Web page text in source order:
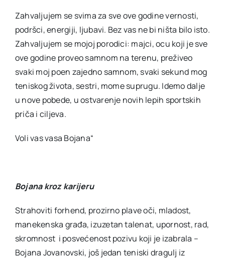
Zahvaljujem se svima za sve ove godine vernosti,
podršci, energiji, ljubavi. Bez vas ne bi ništa bilo isto.
Zahvaljujem se mojoj porodici: majci, ocu koji je sve
ove godine proveo samnom na terenu, preživeo
svaki moj poen zajedno samnom, svaki sekund mog
teniskog života, sestri, mome suprugu. Idemo dalje
u nove pobede, u ostvarenje novih lepih sportskih
priča i ciljeva.
Voli vas vasa Bojana“
Bojana kroz karijeru
Strahoviti forhend, prozirno plave oči, mladost,
manekenska građa, izuzetan talenat, upornost, rad,
skromnost i posvećenost pozivu koji je izabrala –
Bojana Jovanovski, još jedan teniski dragulj iz